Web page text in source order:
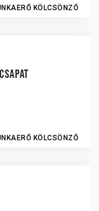
KÖLCSÖNZŐ
KÖLCSÖNZŐ